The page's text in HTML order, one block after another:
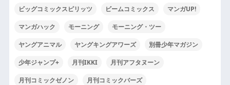
ビッグコミックスピリッツ ビームコミックス マンガUP!
マンガハック モーニング モーニング・ツー
ヤングアニマル ヤングキングアワーズ 別冊少年マガジン
少年ジャンプ+ 月刊IKKI 月刊アフタヌーン
月刊コミックゼノン 月刊コミックバーズ